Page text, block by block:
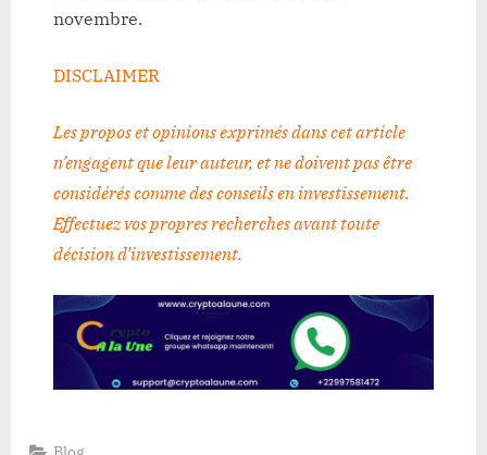
novembre.
DISCLAIMER
Les propos et opinions exprimés dans cet article
n’engagent que leur auteur, et ne doivent pas être
considérés comme des conseils en investissement.
Effectuez vos propres recherches avant toute
décision d’investissement.